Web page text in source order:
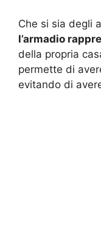
Che si sia degli
l’armadio
della propria
permette di
evitando di